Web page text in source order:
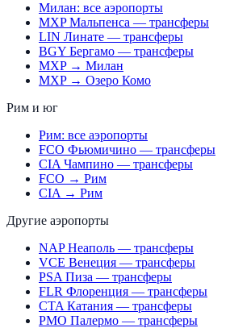
Милан: все аэропорты
MXP Мальпенса — трансферы
LIN Линате — трансферы
BGY Бергамо — трансферы
MXP → Милан
MXP → Озеро Комо
Рим и юг
Рим: все аэропорты
FCO Фьюмичино — трансферы
CIA Чампино — трансферы
FCO → Рим
CIA → Рим
Другие аэропорты
NAP Неаполь — трансферы
VCE Венеция — трансферы
PSA Пиза — трансферы
FLR Флоренция — трансферы
CTA Катания — трансферы
PMO Палермо — трансферы